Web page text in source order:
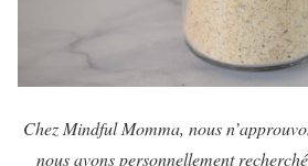
Chez Mindful Momma, nous
nous avons personnellement